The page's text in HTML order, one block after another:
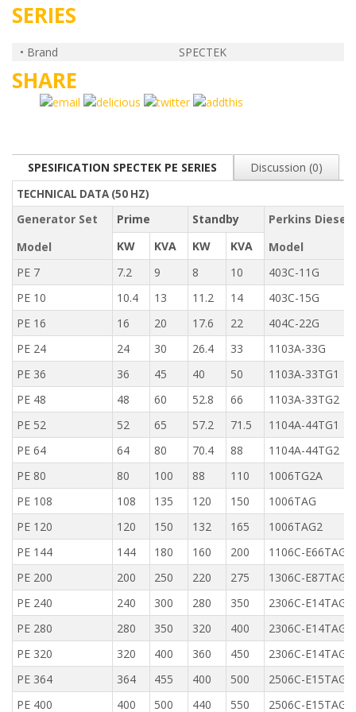
SERIES
• Brand SPECTEK
SHARE
SPESIFICATION SPECTEK PE SERIES Discussion (0)
TECHNICAL DATA (50 HZ)
Generator Set
Model
Prime Standby
Perkins Diesel
Model
KW KVA KW
KVA
PE 7
7.2 9 8 10
403C-11G
PE 10
10.4 13 11.2 14
403C-15G
PE 16
16 20 17.6 22
404C-22G
PE 24
24 30 26.4 33
1103A-33G
PE 36
36 45 40 50
1103A-33TG1
PE 48
48 60 52.8 66
1103A-33TG2
PE 52
52 65 57.2 71.5
1104A-44TG1
PE 64
64 80 70.4 88
1104A-44TG2
PE 80
80 100 88 110
1006TG2A
PE 108
108 135 120 150
1006TAG
PE 120
120 150 132 165
1006TAG2
PE 144
144 180 160 200
1106C-E66TAG4
PE 200
200 250 220 275
1306C-E87TAG6
PE 240
240 300 280 350
2306C-E14TAG1
PE 280
280 350 320 400
2306C-E14TAG2
PE 320
320 400 360 450
2306C-E14TAG3
PE 364
364 455 400 500
2506C-E15TAG1
PE 400
400 500 440 550 2506C-E15TAG2